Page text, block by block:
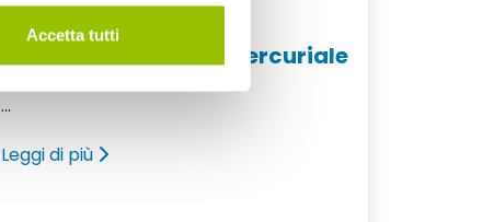
Accetta tutti
VIII Corso Girolamo Mercuriale
...
Leggi di più